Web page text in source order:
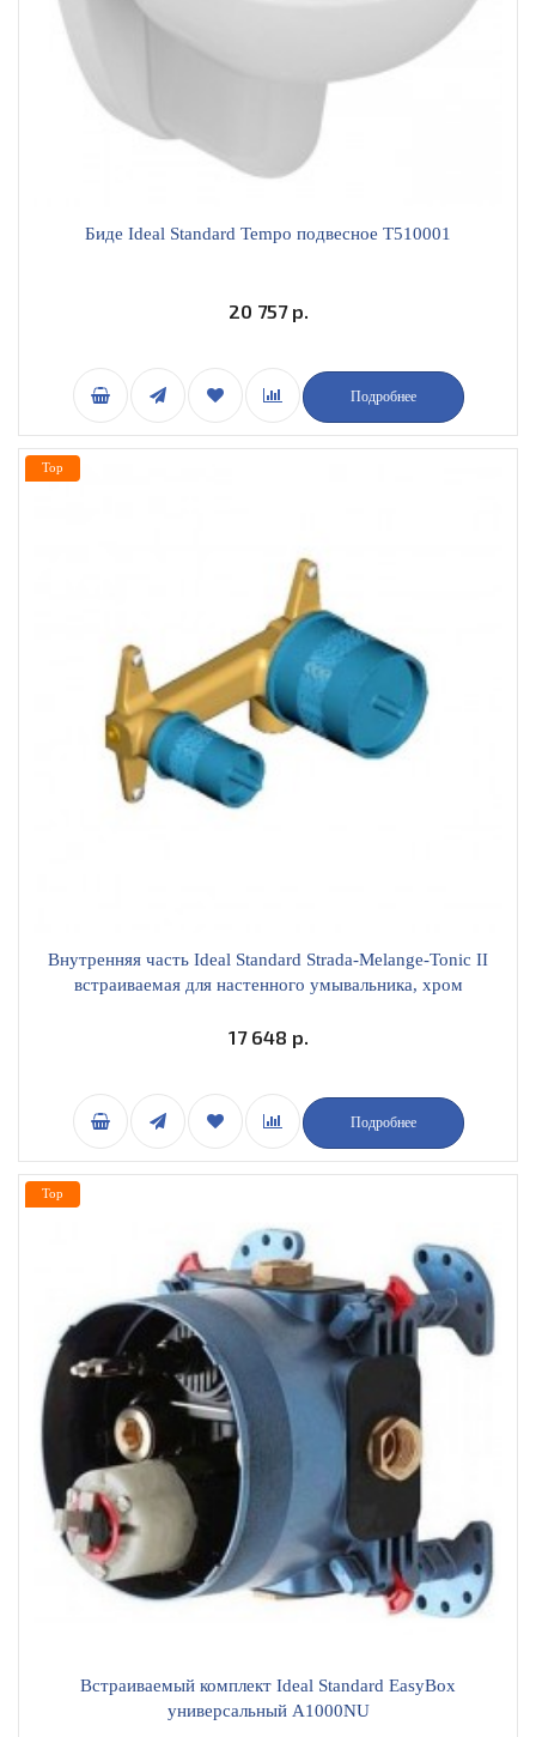
Биде Ideal Standard Tempo подвесное T510001
20 757 р.
Подробнее
Внутренняя часть Ideal Standard Strada-Melange-Tonic II
встраиваемая для настенного умывальника, хром
17 648 р.
Подробнее
Top
Встраиваемый комплект Ideal Standard EasyBox
универсальный A1000NU
Top